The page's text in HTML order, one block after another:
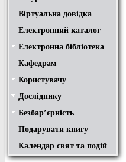
Віртуальна довідка
Електронний каталог
Електронна бібліотека
Положення
Доступ
Авторам
Пошук у ЕК. Інструкція
Кафедрам
Користувачу
Правила користування
Про обхідний лист
Медіатека "NMCBOOK"
Підручники онлайн
Путівник бібліотеками
Переходь на українську
Вивчаємо іноземну мову
Опис документів
Конференції НТУ
Досліднику
Законодавча база
Academic integrity
Плагіат
Локальний доступ
Ресурси вільного доступу
Наукова періодика
Бібліографічні менеджери
Безбар’єрність
Безбар’єрність це…
Путівник веб-ресурсами
Подарувати книгу
Календар свят та подій